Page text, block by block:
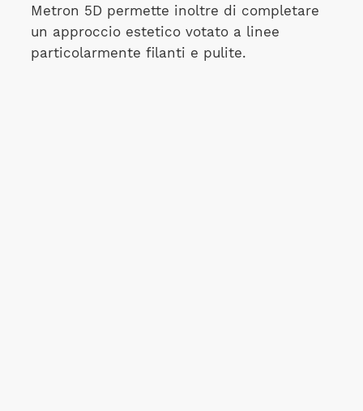
Metron 5D permette inoltre di completare
un approccio estetico votato a linee
particolarmente filanti e pulite.